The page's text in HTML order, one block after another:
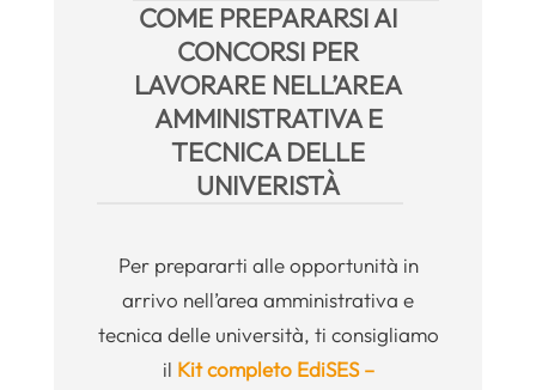
COME PREPARARSI AI
CONCORSI PER
LAVORARE NELL’AREA
AMMINISTRATIVA E
TECNICA DELLE
UNIVERISTÀ
Per prepararti alle opportunità in
arrivo nell’area amministrativa e
tecnica delle università, ti consigliamo
il Kit completo EdiSES –